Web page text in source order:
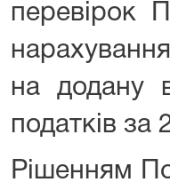
перевірок
на додану
податків за
Рішенням